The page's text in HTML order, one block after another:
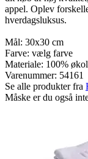
appel. Oplev
hverdagsluksus.
Mål: 30x30 cm
Farve: vælg farve
Materiale: 100%
Varenummer: 54161
Se alle produkter fra
Måske er du også